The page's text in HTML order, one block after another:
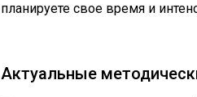
планируете свое время и
Актуальные